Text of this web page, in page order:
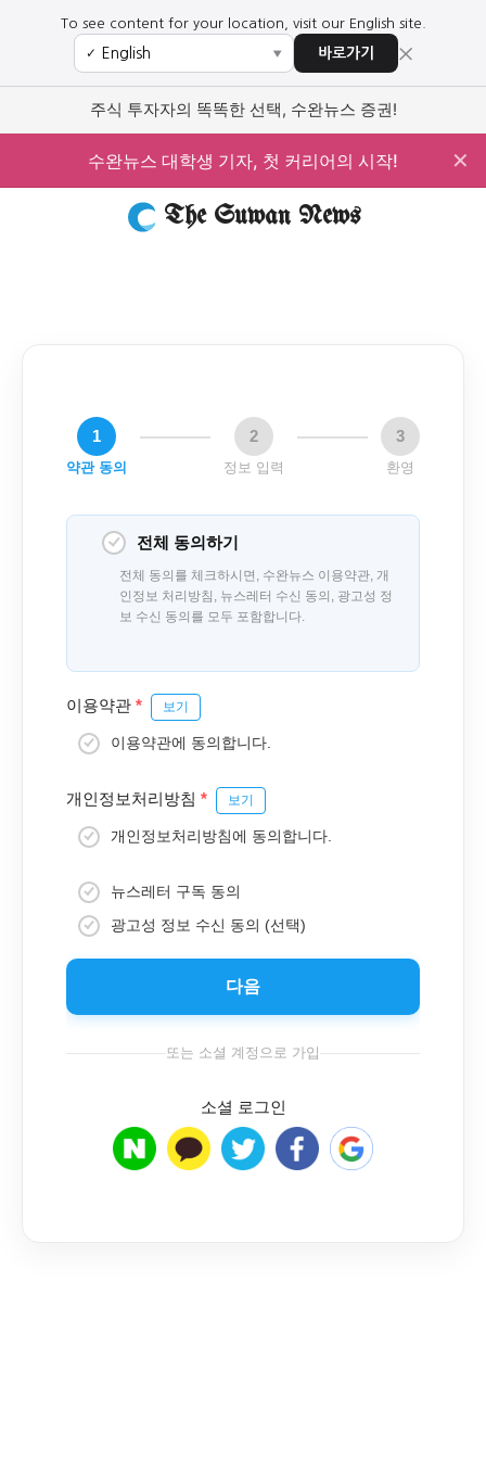
To see content for your location, visit our English site.
✓ ▼ 바로가기 ×
주식 투자자의 똑똑한 선택, 수완뉴스 증권!
수완뉴스 대학생 기자, 첫 커리어의 시작! ✕
The Suwan News
1
약관 동의
2
정보 입력
3
환영
전체 동의하기
전체 동의를 체크하시면, 수완뉴스 이용약관, 개
인정보 처리방침, 뉴스레터 수신 동의, 광고성 정
보 수신 동의를 모두 포함합니다.
이용약관 * 보기
이용약관에 동의합니다.
개인정보처리방침 * 보기
개인정보처리방침에 동의합니다.
뉴스레터 구독 동의
광고성 정보 수신 동의 (선택)
다음
또는 소셜 계정으로 가입
소셜 로그인